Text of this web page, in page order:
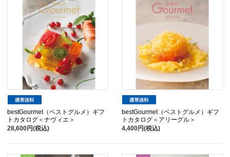
bestGourmet（ベストグルメ）ギフ
トカタログ＜ナヴィエ＞
28,600円(税込)
bestGourmet（ベストグルメ）ギフ
トカタログ＜アリーグル＞
4,400円(税込)